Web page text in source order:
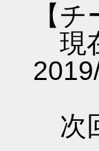
【
現
次